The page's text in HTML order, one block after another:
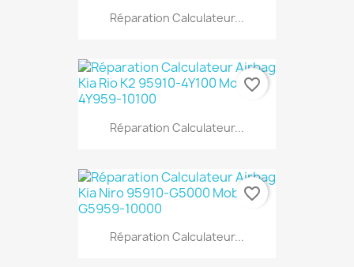
Réparation Calculateur...
Réparation Calculateur...
favorite_border
Réparation Calculateur...
favorite_border